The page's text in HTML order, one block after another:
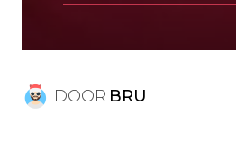
DOOR BRU